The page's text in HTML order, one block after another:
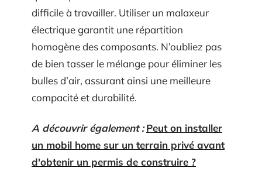
difficile à travailler. Utiliser un malaxeur
électrique garantit une répartition
homogène des composants. N’oubliez pas
de bien tasser le mélange pour éliminer les
bulles d’air, assurant ainsi une meilleure
compacité et durabilité.
A découvrir également : Peut on installer
un mobil home sur un terrain privé avant
d'obtenir un permis de construire ?